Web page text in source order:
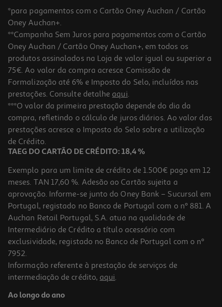
*para pagamentos com o Cartão Oney Auchan / Cartão
Oney Auchan+.
**Campanha Sem Juros para pagamentos com o Cartão
Oney Auchan / Cartão Oney Auchan+, em todos os
produtos assinalados na Loja de valor igual ou superior a
75€. Ao valor da compra acresce Comissão de
Formalização até 6% e Imposto do Selo, incluídos nas
prestações. Consulte detalhe aqui.
***O valor da primeira prestação depende do dia da
compra, refletindo o cálculo de juros diários. Ao valor das
prestações acresce o Imposto do Selo sobre a utilização
de Crédito.
TAEG DO CARTÃO DE CRÉDITO: 18,4 %
Exemplo para um limite de crédito de 1.500€ pago em 12
meses. TAN 17,60 %. Adesão ao Cartão sujeita a
aprovação. Informe-se junto do Oney Bank – Sucursal em
Portugal, registado no Banco de Portugal com o nº 881. A
Auchan Retail Portugal, S.A. atua na qualidade de
Intermediário de Crédito a título acessório com
exclusividade, registado no Banco de Portugal com o nº
7952.
Informação referente à prestação de serviços de
intermediação de crédito, aqui.
Ao longo do ano